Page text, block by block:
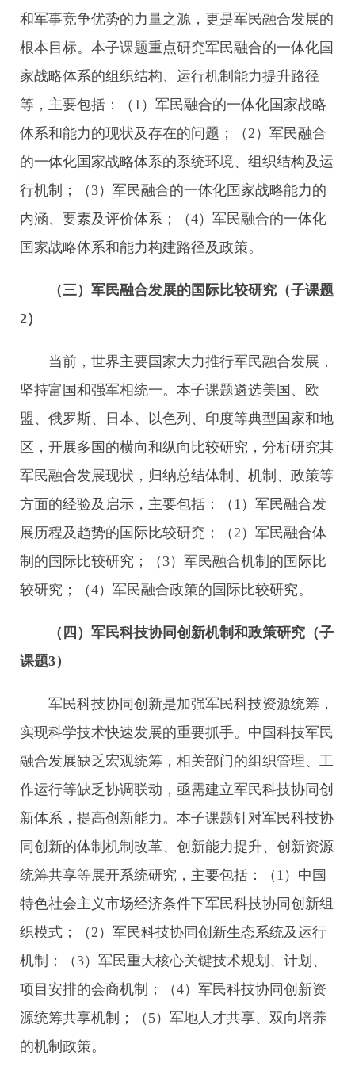
和军事竞争优势的力量之源，更是军民融合发展的
根本目标。本子课题重点研究军民融合的一体化国
家战略体系的组织结构、运行机制能力提升路径
等，主要包括：（1）军民融合的一体化国家战略
体系和能力的现状及存在的问题；（2）军民融合
的一体化国家战略体系的系统环境、组织结构及运
行机制；（3）军民融合的一体化国家战略能力的
内涵、要素及评价体系；（4）军民融合的一体化
国家战略体系和能力构建路径及政策。
（三）军民融合发展的国际比较研究（子课题
2）
当前，世界主要国家大力推行军民融合发展，
坚持富国和强军相统一。本子课题遴选美国、欧
盟、俄罗斯、日本、以色列、印度等典型国家和地
区，开展多国的横向和纵向比较研究，分析研究其
军民融合发展现状，归纳总结体制、机制、政策等
方面的经验及启示，主要包括：（1）军民融合发
展历程及趋势的国际比较研究；（2）军民融合体
制的国际比较研究；（3）军民融合机制的国际比
较研究；（4）军民融合政策的国际比较研究。
（四）军民科技协同创新机制和政策研究（子
课题3）
军民科技协同创新是加强军民科技资源统筹，
实现科学技术快速发展的重要抓手。中国科技军民
融合发展缺乏宏观统筹，相关部门的组织管理、工
作运行等缺乏协调联动，亟需建立军民科技协同创
新体系，提高创新能力。本子课题针对军民科技协
同创新的体制机制改革、创新能力提升、创新资源
统筹共享等展开系统研究，主要包括：（1）中国
特色社会主义市场经济条件下军民科技协同创新组
织模式；（2）军民科技协同创新生态系统及运行
机制；（3）军民重大核心关键技术规划、计划、
项目安排的会商机制；（4）军民科技协同创新资
源统筹共享机制；（5）军地人才共享、双向培养
的机制政策。